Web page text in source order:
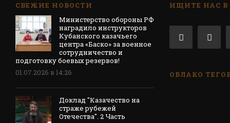
СВЕЖИЕ НОВОСТИ
Министерство обороны РФ
наградило инструкторов
Кубанского казачьего
центра «Баско» за военное
сотрудничество и
подготовку боевых резервов!
01.07.2026 в 14:26
Доклад "Казачество на
страже рубежей
Отечества". 2 Часть
ИЩИТЕ НАС В
ОБЛАКО